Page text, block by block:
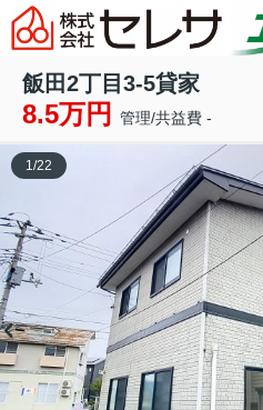
飯田2丁目3‐5貸家
8.5万円 管理/共益費 -
1/22